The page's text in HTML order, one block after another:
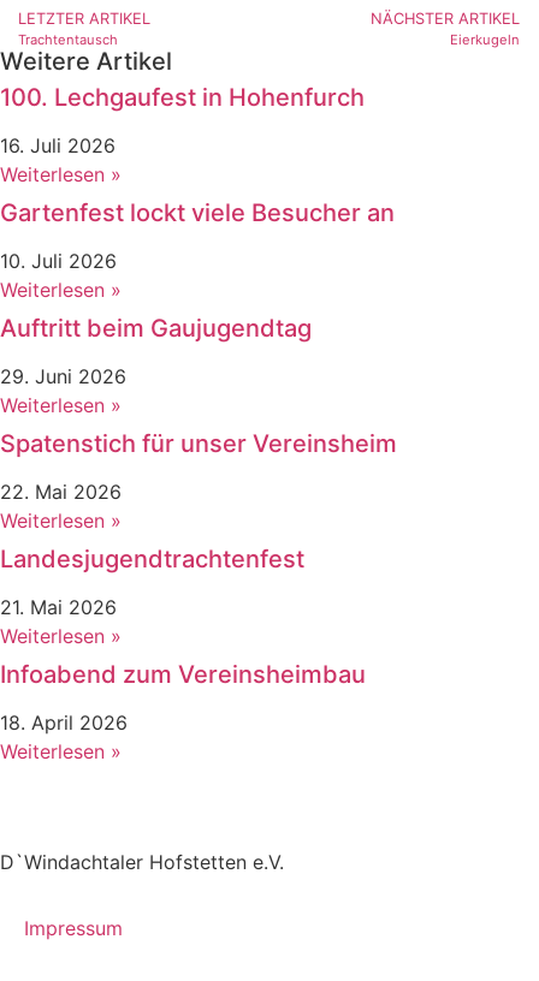
LETZTER ARTIKEL
Trachtentausch
NÄCHSTER ARTIKEL
Eierkugeln
Weitere Artikel
100. Lechgaufest in Hohenfurch
16. Juli 2026
Weiterlesen »
Gartenfest lockt viele Besucher an
10. Juli 2026
Weiterlesen »
Auftritt beim Gaujugendtag
29. Juni 2026
Weiterlesen »
Spatenstich für unser Vereinsheim
22. Mai 2026
Weiterlesen »
Landesjugendtrachtenfest
21. Mai 2026
Weiterlesen »
Infoabend zum Vereinsheimbau
18. April 2026
Weiterlesen »
D`Windachtaler Hofstetten e.V.
Impressum